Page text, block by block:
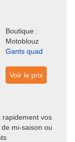
Boutique :
Motoblouz
Gants quad
Voir le prix
rapidement vos
mi-saison ou